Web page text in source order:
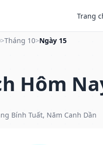
Trang
>Tháng 10>Ngày 15
Hôm
Bính Tuất, Năm Canh Dần